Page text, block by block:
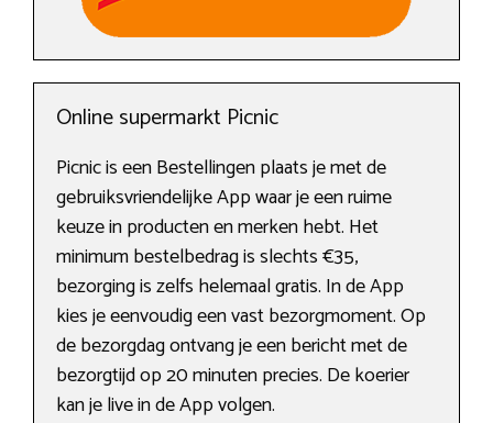
Online supermarkt Picnic
Picnic is een Bestellingen plaats je met de
gebruiksvriendelijke App waar je een ruime
keuze in producten en merken hebt. Het
minimum bestelbedrag is slechts €35,
bezorging is zelfs helemaal gratis. In de App
kies je eenvoudig een vast bezorgmoment. Op
de bezorgdag ontvang je een bericht met de
bezorgtijd op 20 minuten precies. De koerier
kan je live in de App volgen.